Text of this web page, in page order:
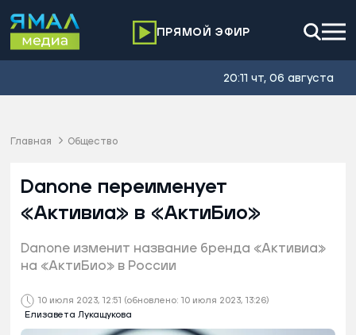
ПРЯМОЙ ЭФИР
20:11 чт, 06 августа
Главная Общество
10 июля 2023, 12:51 (обновлено: 10 июля 2023, 13:26)
Елизавета Лукащукова
Danone переименует
«Активиа» в «АктиБио»
Danone изменит название бренда «Активиа»
на «АктиБио» в России